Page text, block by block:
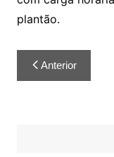
plantão.
Anterior